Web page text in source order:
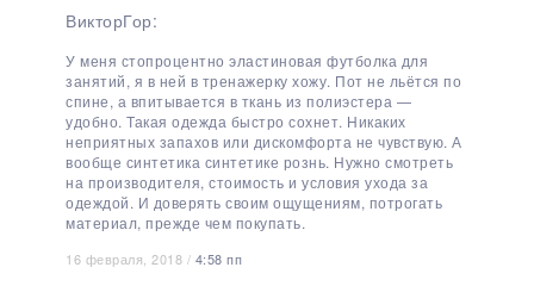
ВикторГор:
У меня стопроцентно эластиновая футболка для
занятий, я в ней в тренажерку хожу. Пот не льётся по
спине, а впитывается в ткань из полиэстера —
удобно. Такая одежда быстро сохнет. Никаких
неприятных запахов или дискомфорта не чувствую. А
вообще синтетика синтетике рознь. Нужно смотреть
на производителя, стоимость и условия ухода за
одеждой. И доверять своим ощущениям, потрогать
материал, прежде чем покупать.
16 февраля, 2018 / 4:58 пп